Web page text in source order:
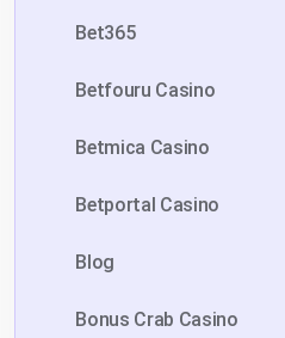
Bet365
Betfouru Casino
Betmica Casino
Betportal Casino
Blog
Bonus Crab Casino